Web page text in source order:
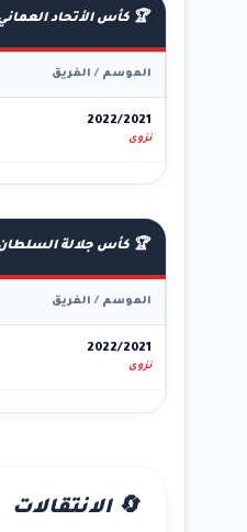
🏆 كأس الأتحاد
الموسم / الفريق
2022/2021
نزوى
🏆 كأس جلالة
الموسم / الفريق
2022/2021
نزوى
🔄 الانتقالات